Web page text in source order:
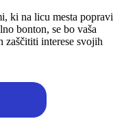
ki na licu mesta popravi
bonton, se bo vaša
zaščititi interese svojih